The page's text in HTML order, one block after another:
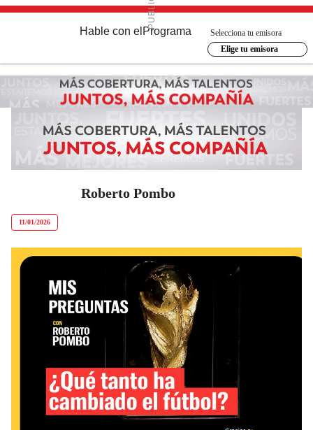
Hable con el Programa
Selecciona tu emisora
Elige tu emisora
Roberto Pombo
11/01/2026